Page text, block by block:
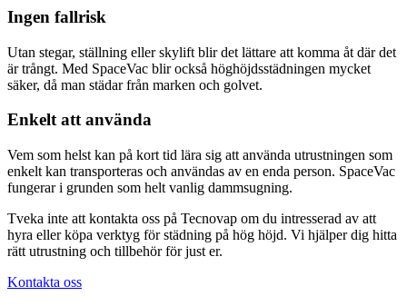
Ingen fallrisk
Utan stegar, ställning eller skylift blir det lättare att komma åt där det
är trångt. Med SpaceVac blir också höghöjdsstädningen mycket
säker, då man städar från marken och golvet.
Enkelt att använda
Vem som helst kan på kort tid lära sig att använda utrustningen som
enkelt kan transporteras och användas av en enda person. SpaceVac
fungerar i grunden som helt vanlig dammsugning.
Tveka inte att kontakta oss på Tecnovap om du intresserad av att
hyra eller köpa verktyg för städning på hög höjd. Vi hjälper dig hitta
rätt utrustning och tillbehör för just er.
Kontakta oss